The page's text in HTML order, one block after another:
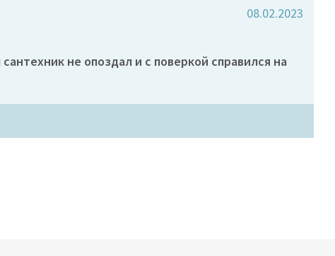
08.02.2023
не опоздал и с поверкой справился на